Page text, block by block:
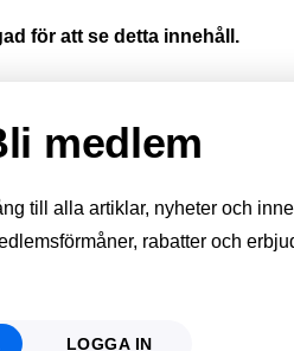
för att se detta innehåll.
medlem
till alla artiklar, nyheter och
rabatter och
LOGGA IN